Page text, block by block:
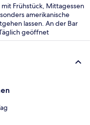
mit Frühstück, Mittagessen
amerikanische
lassen. An der Bar
geöffnet